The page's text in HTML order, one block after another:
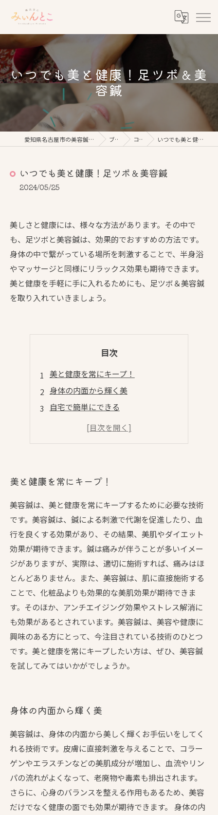
いつでも美と健康！足ツボ＆美
容鍼
愛知県名古屋市の美容鍼なら鍼灸美心みぃんとこ ブログ コラム いつでも美と健康！足ツボ＆美容鍼
いつでも美と健康！足ツボ＆美容鍼
2024/05/25
美しさと健康には、様々な方法があります。その中で
も、足ツボと美容鍼は、効果的でおすすめの方法です。
身体の中で繋がっている場所を刺激することで、半身浴
やマッサージと同様にリラックス効果も期待できます。
美と健康を手軽に手に入れるためにも、足ツボ＆美容鍼
を取り入れていきましょう。
目次
美と健康を常にキープ！
身体の内面から輝く美
自宅で簡単にできる
美しく健康的な体を手に入れる
美と健康を常にキープ！
美容鍼は、美と健康を常にキープするために必要な技術
です。美容鍼は、鍼による刺激で代謝を促進したり、血
行を良くする効果があり、その結果、美肌やダイエット
効果が期待できます。鍼は痛みが伴うことが多いイメー
ジがありますが、実際は、適切に施術すれば、痛みはほ
とんどありません。また、美容鍼は、肌に直接施術する
ことで、化粧品よりも効果的な美肌効果が期待できま
す。そのほか、アンチエイジング効果やストレス解消に
も効果があるとされています。美容鍼は、美容や健康に
興味のある方にとって、今注目されている技術のひとつ
です。美と健康を常にキープしたい方は、ぜひ、美容鍼
を試してみてはいかがでしょうか。
身体の内面から輝く美
美容鍼は、身体の内面から美しく輝くお手伝いをしてく
れる技術です。皮膚に直接刺激を与えることで、コラー
ゲンやエラスチンなどの美肌成分が増加し、血流やリン
パの流れがよくなって、老廃物や毒素も排出されます。
さらに、心身のバランスを整える作用もあるため、美容
だけでなく健康の面でも効果が期待できます。 身体の内